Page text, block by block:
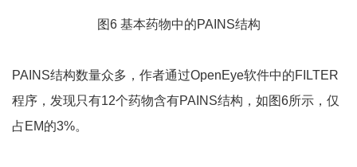
图6 基本药物中的PAINS结构
PAINS结构数量众多，作者通过OpenEye软件中的FILTER
程序，发现只有12个药物含有PAINS结构，如图6所示，仅
占EM的3%。